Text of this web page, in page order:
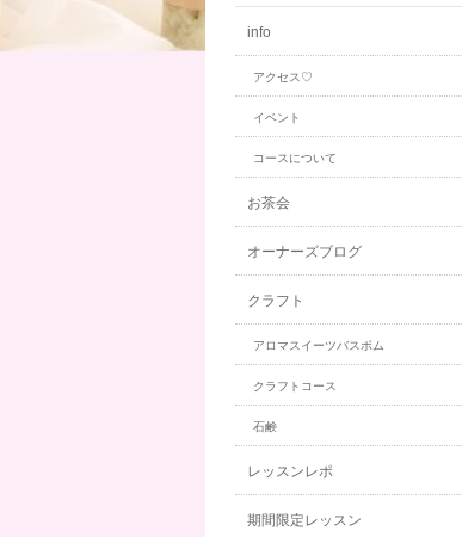
info
アクセス♡
イベント
コースについて
お茶会
オーナーズブログ
クラフト
アロマスイーツバスボム
クラフトコース
石鹸
レッスンレポ
期間限定レッスン